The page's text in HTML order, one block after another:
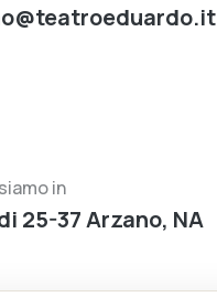
in
25-37 Arzano, NA